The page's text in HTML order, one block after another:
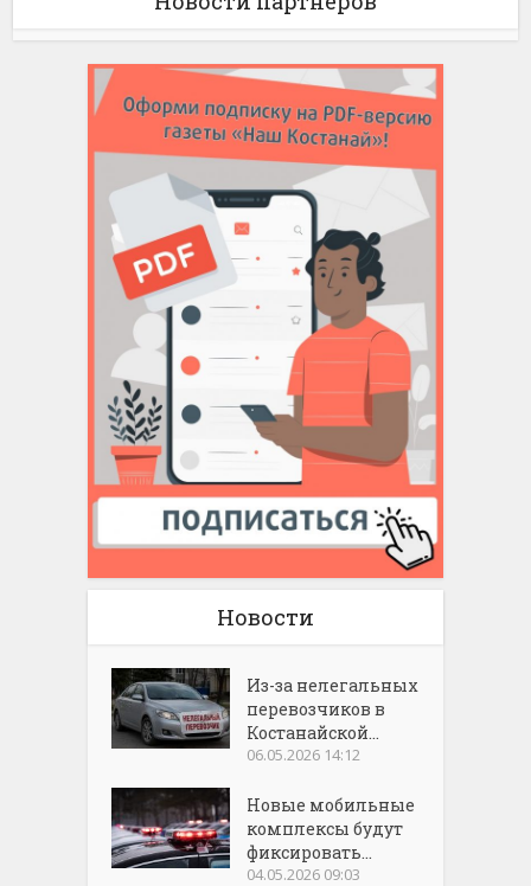
Новости
Из-за нелегальных
перевозчиков в
Костанайской...
06.05.2026 14:12
Новые мобильные
комплексы будут
фиксировать...
04.05.2026 09:03